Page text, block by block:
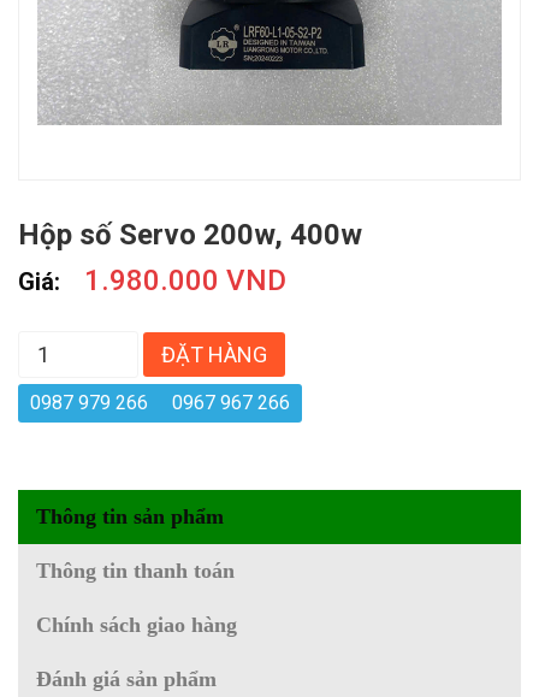
Hộp số Servo 200w, 400w
Giá: 1.980.000 VND
ĐẶT HÀNG
0987 979 266 0967 967 266
Thông tin sản phẩm
Thông tin thanh toán
Chính sách giao hàng
Đánh giá sản phẩm